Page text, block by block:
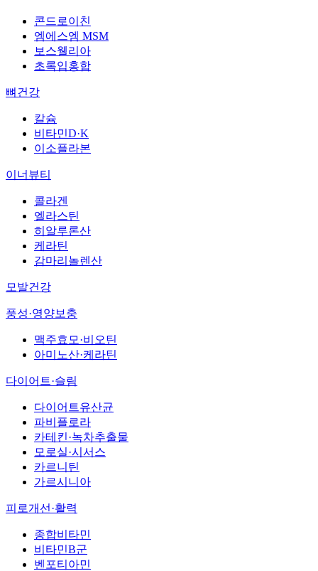
콘드로이친
엠에스엠 MSM
보스웰리아
초록입홍합
뼈건강
칼슘
비타민D·K
이소플라본
이너뷰티
콜라겐
엘라스틴
히알루론산
케라틴
감마리놀렌산
모발건강
풍성·영양보충
맥주효모·비오틴
아미노산·케라틴
다이어트·슬림
다이어트유산균
파비플로라
카테킨·녹차추출물
모로실·시서스
카르니틴
가르시니아
피로개선·활력
종합비타민
비타민B군
벤포티아민